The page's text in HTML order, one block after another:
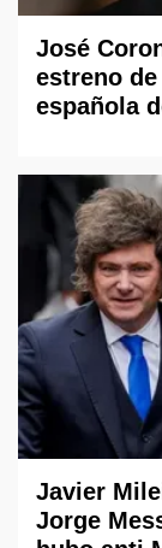
José
estreno
española
Javier
Jorge